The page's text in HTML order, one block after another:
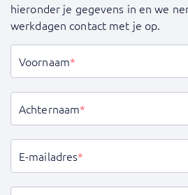
hieronder je gegevens in en we
werkdagen contact met je op.
Voornaam*
Achternaam*
E-mailadres*